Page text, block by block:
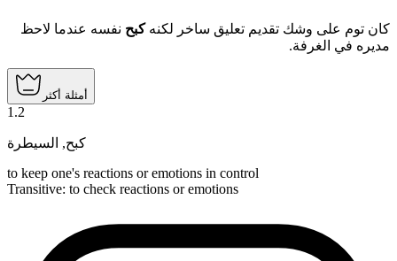
كان توم على وشك تقديم تعليق ساخر لكنهكبح نفسه عندما لاحظ
مديره في الغرفة.
أمثلة أكثر
1 .2
كبح, السيطرة
to keep one's reactions or emotions in control
Transitive: to check reactions or emotions